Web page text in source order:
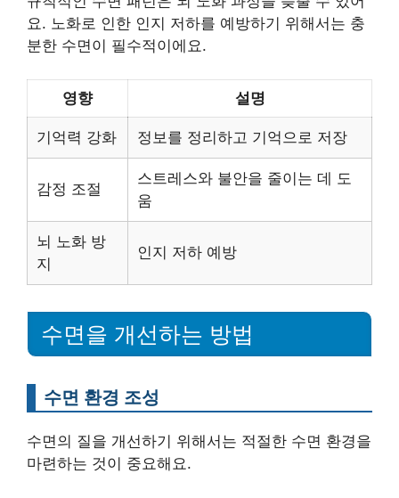
요. 노화로 인한 인지 저하를 예방하기 위해서는 충
분한 수면이 필수적이에요.
영향 설명
기억력 강화 정보를 정리하고 기억으로 저장
감정 조절
스트레스와 불안을 줄이는 데 도
움
뇌 노화 방
지
인지 저하 예방
수면을 개선하는 방법
수면 환경 조성
수면의 질을 개선하기 위해서는 적절한 수면 환경을
마련하는 것이 중요해요.